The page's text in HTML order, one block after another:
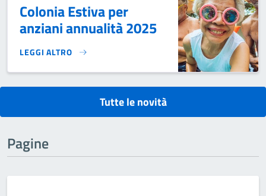
Colonia Estiva per
anziani annualità 2025
LEGGI ALTRO
COLONIA ESTIVA PER ANZIANI ANNUALITÀ 2025}
Tutte le novità
Pagine